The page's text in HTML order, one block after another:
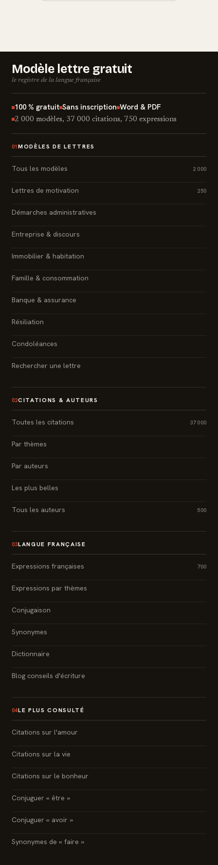
Modèle lettre gratuit
le registre de la langue française
100 % gratuit Sans inscription Word & PDF
2 000 modèles, 37 000 citations, 750 expressions
01 MODÈLES DE LETTRES
Tous les modèles 2 000
Lettres de motivation 250
Démarches administratives
Entreprise & discours
Immobilier & habitation
Famille & consommation
Banque & assurance
Résiliation
Condoléances
Rechercher une lettre
02CITATIONS & AUTEURS
Toutes les citations 37 000
Par thèmes
Par auteurs
Les plus belles
Tous les auteurs 500
03LANGUE FRANÇAISE
Expressions françaises 700
Expressions par thèmes
Conjugaison
Synonymes
Dictionnaire
Blog conseils d'écriture
04LE PLUS CONSULTÉ
Citations sur l'amour
Citations sur la vie
Citations sur le bonheur
Conjuguer « être »
Conjuguer « avoir »
Synonymes de « faire »